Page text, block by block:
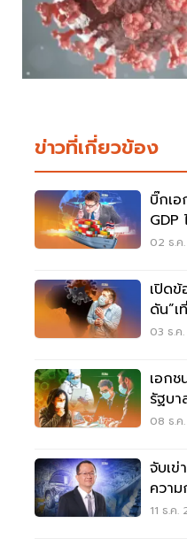
ข่าวที่เกี่ยวข้อง
บิ๊กเอ
GDP
02 ธ.ค
เปิด
ดัน”เ
03 ธ.ค
เอก
รัฐบ
ติดห
08 ธ.ค
จับเ
ควา
11 ธ.ค